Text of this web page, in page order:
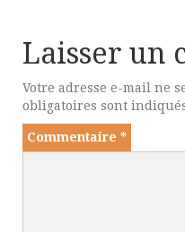
Laisser un
Votre adresse e-mail ne
obligatoires sont
Commentaire *